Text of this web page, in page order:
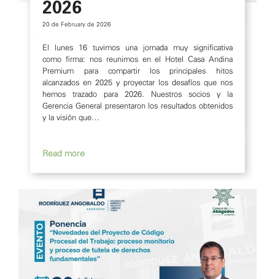
2026
20 de February de 2026
El lunes 16 tuvimos una jornada muy significativa
como firma: nos reunimos en el Hotel Casa Andina
Premium para compartir los principales hitos
alcanzados en 2025 y proyectar los desafíos que nos
hemos trazado para 2026. Nuestros socios y la
Gerencia General presentaron los resultados obtenidos
y la visión que…